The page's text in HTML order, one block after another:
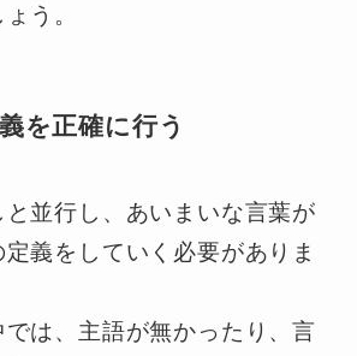
う。
を正確に行う
並行し、あいまいな言葉が
義をしていく必要がありま
では、主語が無かったり、言